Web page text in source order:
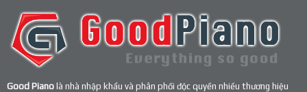
Good Piano là nhà nhập khẩu và phân phối độc quyền nhiều thương hiệu